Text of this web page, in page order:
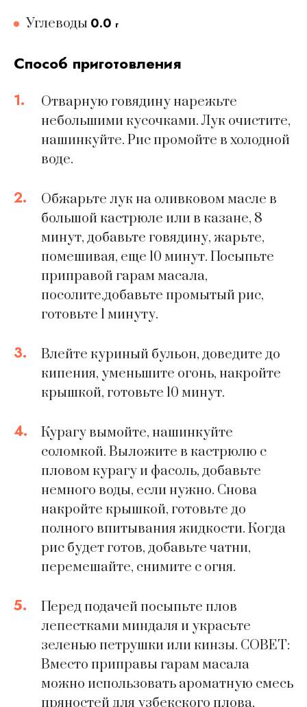
Углеводы 0.0 г
Способ приготовления
1.
Отварную говядину нарежьте
небольшими кусочками. Лук очистите,
нашинкуйте. Рис промойте в холодной
воде.
2.
Обжарьте лук на оливковом масле в
большой кастрюле или в казане, 8
минут, добавьте говядину, жарьте,
помешивая, еще 10 минут. Посыпьте
приправой гарам масала,
посолите,добавьте промытый рис,
готовьте 1 минуту.
3.
Влейте куриный бульон, доведите до
кипения, уменьшите огонь, накройте
крышкой, готовьте 10 минут.
4.
Курагу вымойте, нашинкуйте
соломкой. Выложите в кастрюлю с
пловом курагу и фасоль, добавьте
немного воды, если нужно. Снова
накройте крышкой, готовьте до
полного впитывания жидкости. Когда
рис будет готов, добавьте чатни,
перемешайте, снимите с огня.
5.
Перед подачей посыпьте плов
лепестками миндаля и украсьте
зеленью петрушки или кинзы. СОВЕТ:
Вместо приправы гарам масала
можно использовать ароматную смесь
пряностей для узбекского плова,